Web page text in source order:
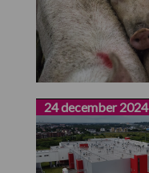
24 december 2024